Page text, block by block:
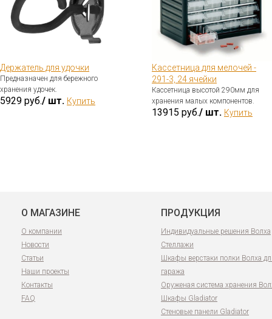
Держатель для удочки
Предназначен для бережного
хранения удочек.
5929 руб./ шт. Купить
Кассетница для мелочей -
291-3, 24 ячейки
Кассетница высотой 290мм для
хранения малых компонентов.
13915 руб./ шт. Купить
О МАГАЗИНЕ
О компании
Новости
Статьи
Наши проекты
Контакты
FAQ
ПРОДУКЦИЯ
Индивидуальные решения Волха
Стеллажи
Шкафы верстаки полки Волха
гаража
Оруженая система хранения
Шкафы Gladiator
Стеновые панели Gladiator